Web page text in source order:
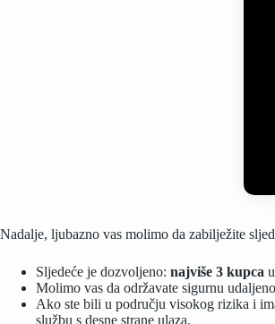
Nadalje, ljubazno vas molimo da zabilježite
Sljedeće je dozvoljeno: najviše 3 kupca
Molimo vas da održavate sigurnu
Ako ste bili u području visokog rizika i
službu s desne strane ulaza.